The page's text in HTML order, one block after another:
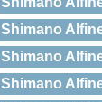
Shimano
Shimano
Shimano